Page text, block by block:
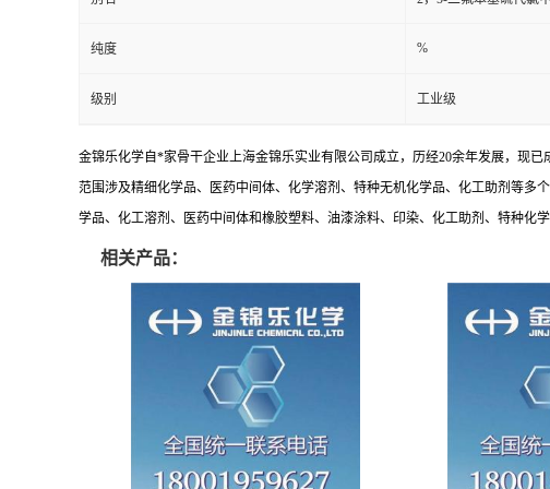
纯度 %
级别 工业级
金锦乐化学自*家骨干企业上海金锦乐实业有限公司成立，历经20余年发展，现
范围涉及精细化学品、医药中间体、化学溶剂、特种无机化学品、化工助剂等
学品、化工溶剂、医药中间体和橡胶塑料、油漆涂料、印染、化工助剂、特种化
相关产品：